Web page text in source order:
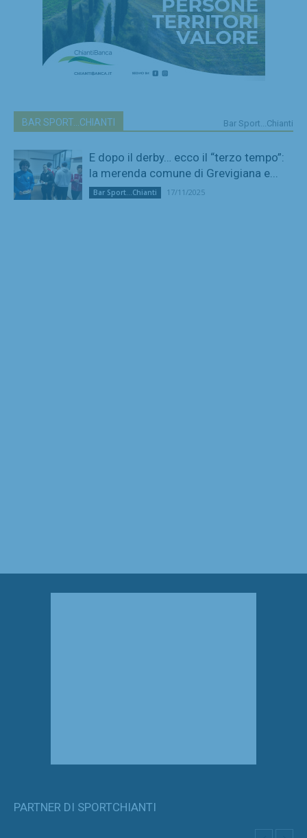
BAR SPORT...CHIANTI Bar Sport...Chianti
E dopo il derby… ecco il “terzo tempo”:
la merenda comune di Grevigiana e...
Bar Sport...Chianti 17/11/2025
PARTNER DI SPORTCHIANTI